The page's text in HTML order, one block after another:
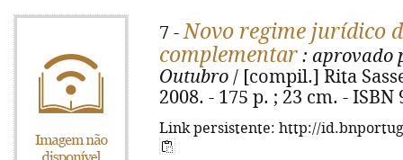
7 -Novo regime jurídico
complementar : aprovado
Outubro / [compil.] Rita
2008. - 175 p. ; 23 cm. - ISBN
Link persistente: http://